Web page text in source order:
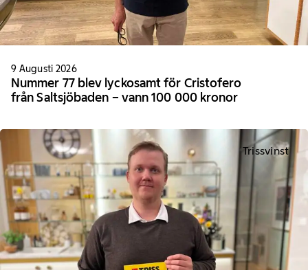
9 Augusti 2026
Nummer 77 blev lyckosamt för Cristofero
från Saltsjöbaden – vann 100 000 kronor
Trissvinst